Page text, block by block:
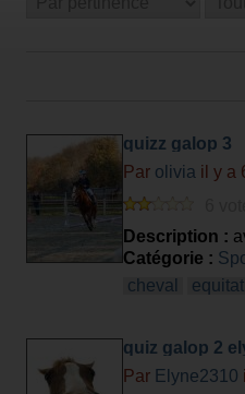
quizz galop 3
Par olivia il y a
Description :
Catégorie :
cheval
quiz galop 2
Par Elyne2310